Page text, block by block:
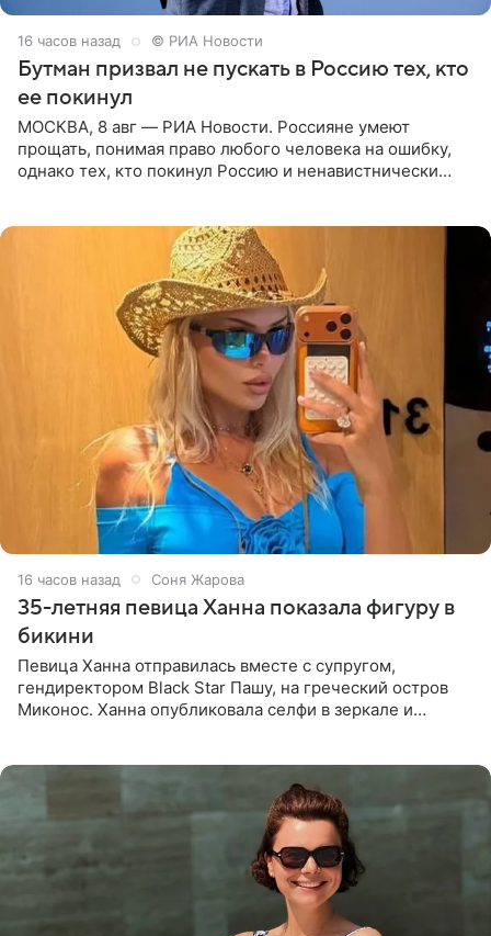
16 часов назад © РИА Новости
Бутман призвал не пускать в Россию тех, кто
ее покинул
МОСКВА, 8 авг — РИА Новости. Россияне умеют
прощать, понимая право любого человека на ошибку,
однако тех, кто покинул Россию и ненавистнически
16 часов назад Соня Жарова
35-летняя певица Ханна показала фигуру в
бикини
Певица Ханна отправилась вместе с супругом,
гендиректором Black Star Пашу, на греческий остров
Миконос. Ханна опубликовала селфи в зеркале и